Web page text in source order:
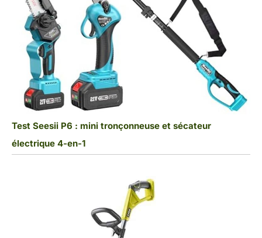
Test Seesii P6 : mini tronçonneuse et sécateur
électrique 4-en-1